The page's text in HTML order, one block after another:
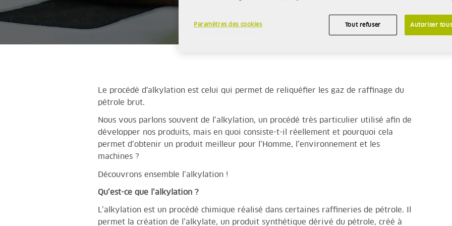
Le procédé d'alkylation est celui qui permet de reliquéfier les gaz de raffinage du
pétrole brut.
Nous vous parlons souvent de l’alkylation, un procédé très particulier utilisé afin de
développer nos produits, mais en quoi consiste-t-il réellement et pourquoi cela
permet d’obtenir un produit meilleur pour l’Homme, l’environnement et les
machines ?
Découvrons ensemble l’alkylation !
Qu’est-ce que l’alkylation ?
L’alkylation est un procédé chimique réalisé dans certaines raffineries de pétrole. Il
permet la création de l’alkylate, un produit synthétique dérivé du pétrole, créé à
Paramètres des cookies Tout refuser Autoriser